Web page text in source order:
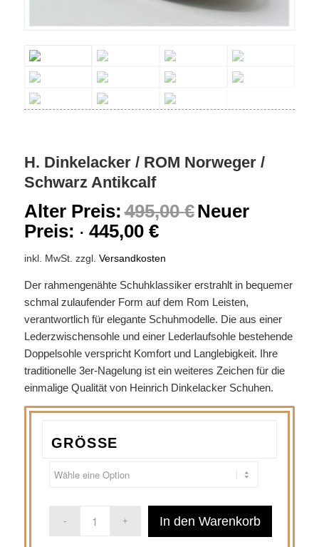
H. Dinkelacker / ROM Norweger /
Schwarz Antikcalf
Alter Preis:495,00€Neuer
Preis:
445,00 €
inkl. MwSt. zzgl. Versandkosten
Der rahmengenähte Schuhklassiker erstrahlt in bequemer
schmal zulaufender Form auf dem Rom Leisten,
verantwortlich für elegante Schuhmodelle. Die aus einer
Lederzwischensohle und einer Lederlaufsohle bestehende
Doppelsohle verspricht Komfort und Langlebigkeit. Ihre
traditionelle 3er-Nagelung ist ein weiteres Zeichen für die
einmalige Qualität von Heinrich Dinkelacker Schuhen.
GRÖSSE
In den Warenkorb